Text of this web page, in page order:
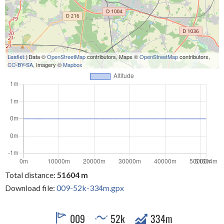
Leaflet| Data ©OpenStreetMapcontributors, Maps ©OpenStreetMapcontributors,
CC-BY-SA, Imagery ©Mapbox
Total distance: 51604 m
Download file: 009-52k-334m.gpx
009 52k 334m